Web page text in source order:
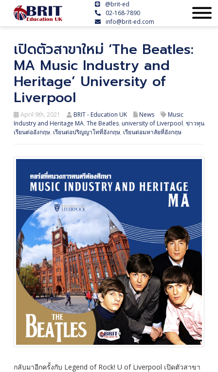
@brit-ed
02-168-7890
info@brit-ed.com
เปิดตัวสาขาใหม่ ‘The Beatles:
MA Music Industry and
Heritage’ University of
Liverpool
April 9th, 2021 BRIT - Education UK News
Music
Industry and Heritage MA, The Beatles, university of Liverpool, ข่าวทุน
เรียนต่ออังกฤษ, เรียนต่อปริญญาโทที่อังกฤษ, เรียนต่อมหาลัยที่อังกฤษ
กลับมาอีกครั้งกับ Legend of Rock! U of Liverpool เปิดตัวสาขา